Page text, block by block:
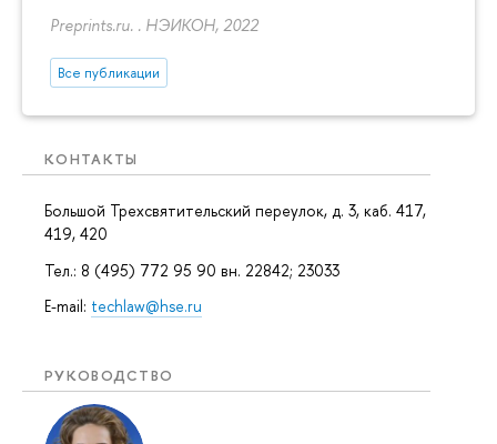
Preprints.ru. . НЭИКОН, 2022
се публикации
КОНТАКТЫ
Большой Трехсвятительский переулок, д. 3, каб. 417,
419, 420
Тел.: 8 (495) 772 95 90 вн. 22842; 23033
E-mail: techlaw@hse.ru
РУКОВОДСТВО